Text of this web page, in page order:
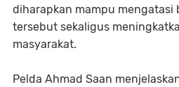
diharapkan mampu mengatasi
tersebut sekaligus
masyarakat.
Pelda Ahmad Saan